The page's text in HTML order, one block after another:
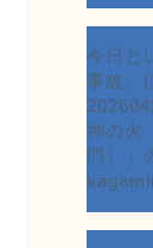
今日と
事故、
神の火
門）」